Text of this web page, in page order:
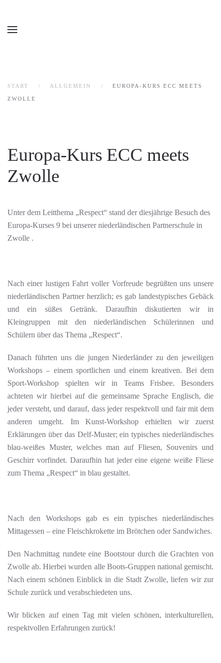
START ALLGEMEIN EUROPA-KURS ECC MEETS
ZWOLLE
Europa-Kurs ECC meets
Zwolle
Unter dem Leitthema „Respect“ stand der diesjährige Besuch des
Europa-Kurses 9 bei unserer niederländischen Partnerschule in
Zwolle .
Nach einer lustigen Fahrt voller Vorfreude begrüßten uns unsere
niederländischen Partner herzlich; es gab landestypisches Gebäck
und ein süßes Getränk. Daraufhin diskutierten wir in
Kleingruppen mit den niederländischen Schülerinnen und
Schülern über das Thema „Respect“.
Danach führten uns die jungen Niederländer zu den jeweiligen
Workshops – einem sportlichen und einem kreativen. Bei dem
Sport-Workshop spielten wir in Teams Frisbee. Besonders
achteten wir hierbei auf die gemeinsame Sprache Englisch, die
jeder versteht, und darauf, dass jeder respektvoll und fair mit dem
anderen umgeht. Im Kunst-Workshop erhielten wir zuerst
Erklärungen über das Delf-Muster; ein typisches niederländisches
blau-weißes Muster, welches man auf Fliesen, Souvenirs und
Geschirr vorfindet. Daraufhin hat jeder eine eigene weiße Fliese
zum Thema „Respect“ in blau gestaltet.
Nach den Workshops gab es ein typisches niederländisches
Mittagessen – eine Fleischkrokette im Brötchen oder Sandwiches.
Den Nachmittag rundete eine Bootstour durch die Grachten von
Zwolle ab. Hierbei wurden alle Boots-Gruppen national gemischt.
Nach einem schönen Einblick in die Stadt Zwolle, liefen wir zur
Schule zurück und verabschiedeten uns.
Wir blicken auf einen Tag mit vielen schönen, interkulturellen,
respektvollen Erfahrungen zurück!